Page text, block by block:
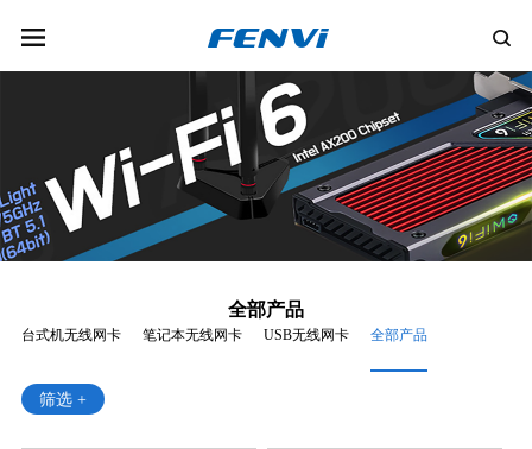
全部产品
台式机无线网卡 笔记本无线网卡 USB无线网卡 全部产品
筛选 +